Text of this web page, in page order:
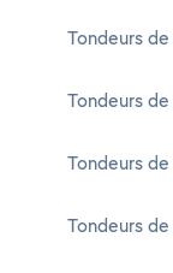
Tondeurs
Tondeurs
Tondeurs
Tondeurs